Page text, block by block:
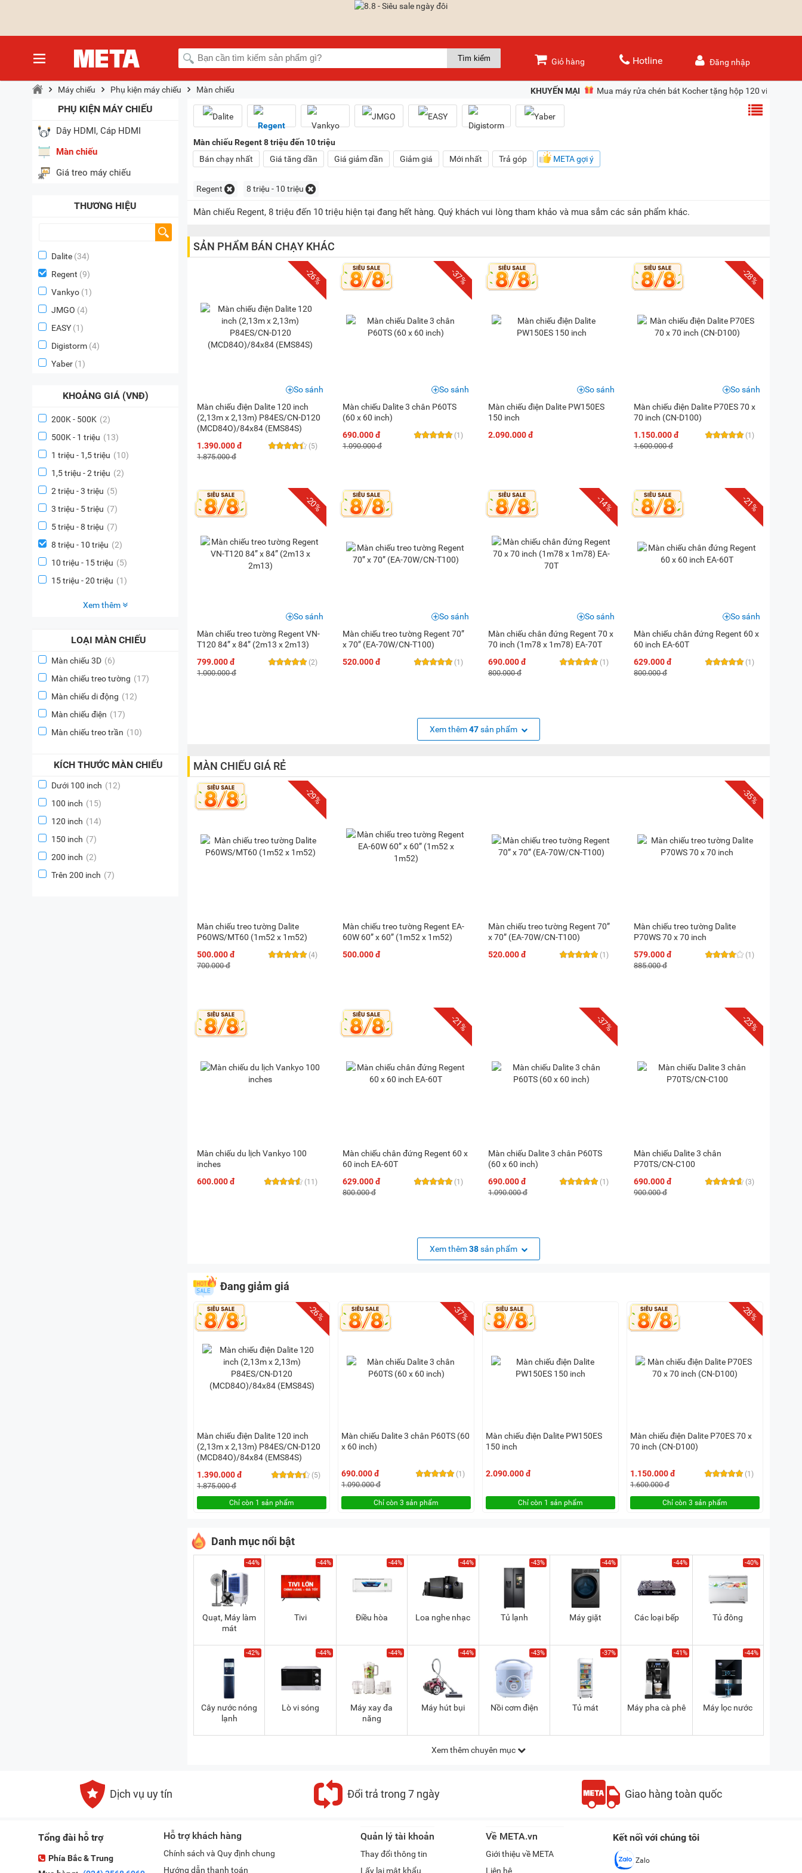
Đăng nhập
Giỏ hàng Hotline
KHUYẾN MẠI Tặng 100 thẻ giấy chấm công khi mua máy chấm công
Máy chiếu Phụ kiện máy chiếu Màn chiếu
PHỤ KIỆN MÁY CHIẾU
Dây HDMI, Cáp HDMI
Màn chiếu
Giá treo máy chiếu
THƯƠNG HIỆU
Dalite (34)
Regent (9)
Vankyo (1)
JMGO (4)
EASY (1)
Digistorm (4)
Yaber (1)
KHOẢNG GIÁ (VNĐ)
200K - 500K (2)
500K - 1 triệu (13)
1 triệu - 1,5 triệu (10)
1,5 triệu - 2 triệu (2)
2 triệu - 3 triệu (5)
3 triệu - 5 triệu (7)
5 triệu - 8 triệu (7)
8 triệu - 10 triệu (2)
10 triệu - 15 triệu (5)
15 triệu - 20 triệu (1)
Xem thêm
LOẠI MÀN CHIẾU
Màn chiếu 3D (6)
Màn chiếu treo tường (17)
Màn chiếu di động (12)
Màn chiếu điện (17)
Màn chiếu treo trần (10)
KÍCH THƯỚC MÀN CHIẾU
Dưới 100 inch (12)
100 inch (15)
120 inch (14)
150 inch (7)
200 inch (2)
Trên 200 inch (7)
Màn chiếu Regent 8 triệu đến 10 triệu
Bán chạy nhất
Giá tăng dần Giá giảm dần Giảm giá Mới nhất Trả góp META gợi ý
Regent 8 triệu - 10 triệu
Màn chiếu Regent, 8 triệu đến 10 triệu hiện tại đang hết hàng. Quý khách vui lòng tham khảo và mua sắm các sản phẩm khác.
SẢN PHẨM BÁN CHẠY KHÁC
-26%
Màn chiếu điện Dalite 120 inch
(2,13m x 2,13m) P84ES/CN-D120
(MCD84O)/84x84 (EMS84S)
(5)
1.390.000 đ
1.875.000 đ
So sánh
-37%
Màn chiếu Dalite 3 chân P60TS
(60 x 60 inch)
(1)
690.000 đ
1.090.000 đ
So sánh
Màn chiếu điện Dalite PW150ES
150 inch
2.090.000 đ
So sánh
-28%
Màn chiếu điện Dalite P70ES 70 x
70 inch (CN-D100)
(1)
1.150.000 đ
1.600.000 đ
So sánh
-20%
Màn chiếu treo tường Regent VN-
T120 84” x 84” (2m13 x 2m13)
(2)
799.000 đ
1.000.000 đ
So sánh
Màn chiếu treo tường Regent 70”
x 70” (EA-70W/CN-T100)
(1)
520.000 đ
So sánh
-14%
Màn chiếu chân đứng Regent 70 x
70 inch (1m78 x 1m78) EA-70T
(1)
690.000 đ
800.000 đ
So sánh
-21%
Màn chiếu chân đứng Regent 60 x
60 inch EA-60T
(1)
629.000 đ
800.000 đ
So sánh
Xem thêm47sản phẩm
MÀN CHIẾU GIÁ RẺ
-29%
Màn chiếu treo tường Dalite
P60WS/MT60 (1m52 x 1m52)
(4)
500.000 đ
700.000 đ
Màn chiếu treo tường Regent EA-
60W 60” x 60” (1m52 x 1m52)
500.000 đ
Màn chiếu treo tường Regent 70”
x 70” (EA-70W/CN-T100)
(1)
520.000 đ
-35%
Màn chiếu treo tường Dalite
P70WS 70 x 70 inch
(1)
579.000 đ
885.000 đ
Màn chiếu du lịch Vankyo 100
inches
(11)
600.000 đ
-21%
Màn chiếu chân đứng Regent 60 x
60 inch EA-60T
(1)
629.000 đ
800.000 đ
-37%
Màn chiếu Dalite 3 chân P60TS
(60 x 60 inch)
(1)
690.000 đ
1.090.000 đ
-23%
Màn chiếu Dalite 3 chân
P70TS/CN-C100
(3)
690.000 đ
900.000 đ
Xem thêm38sản phẩm
Đang giảm giá
-26%
Màn chiếu điện Dalite 120 inch
(2,13m x 2,13m) P84ES/CN-D120
(MCD84O)/84x84 (EMS84S)
(5)
1.390.000 đ
1.875.000 đ
Chỉ còn 1 sản phẩm
-37%
Màn chiếu Dalite 3 chân P60TS (60
x 60 inch)
(1)
690.000 đ
1.090.000 đ
Chỉ còn 3 sản phẩm
Màn chiếu điện Dalite PW150ES
150 inch
2.090.000 đ
Chỉ còn 1 sản phẩm
-28%
Màn chiếu điện Dalite P70ES 70 x
70 inch (CN-D100)
(1)
1.150.000 đ
1.600.000 đ
Chỉ còn 3 sản phẩm
Danh mục nổi bật
-44%
Quạt, Máy làm
mát
-44%
Tivi
-44%
Điều hòa
-44%
Loa nghe nhạc
-43%
Tủ lạnh
-44%
Máy giặt
-44%
Các loại bếp
-40%
Tủ đông
-42%
Cây nước nóng
lạnh
-44%
Lò vi sóng
-44%
Máy xay đa
năng
-44%
Máy hút bụi
-43%
Nồi cơm điện
-37%
Tủ mát
-41%
Máy pha cà phê
-44%
Máy lọc nước
Xem thêm chuyên mục
Dịch vụ uy tín Đổi trả trong 7 ngày Giao hàng toàn quốc
Tổng đài hỗ trợ
Phía Bắc & Trung
Kết nối với chúng tôi
Zalo
Hỗ trợ khách hàng
Chính sách và Quy định chung
Hướng dẫn thanh toán
Quản lý tài khoản
Thay đổi thông tin
Lấy lại mật khẩu
Về META.vn
Giới thiệu về META
Liên hệ